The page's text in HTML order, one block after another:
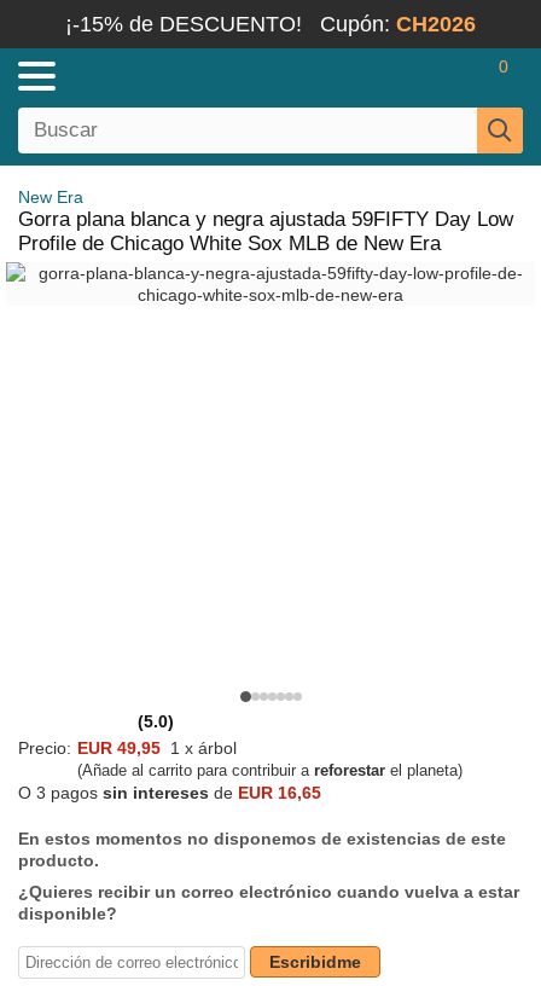
¡-15% de DESCUENTO! Cupón: CH2026
0
New Era
Gorra plana blanca y negra ajustada 59FIFTY Day Low
Profile de Chicago White Sox MLB de New Era
(5.0)
Precio: EUR 49,95 1 x árbol
(Añade al carrito para contribuir a reforestar el planeta)
O 3 pagos sin intereses de EUR 16,65
En estos momentos no disponemos de existencias de este
producto.
¿Quieres recibir un correo electrónico cuando vuelva a estar
disponible?
Escribidme